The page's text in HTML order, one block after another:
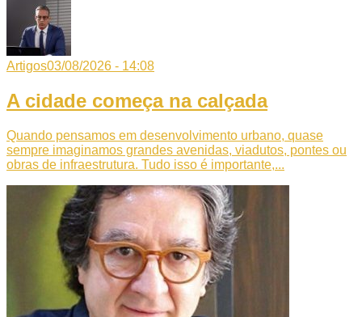
Artigos03/08/2026 - 14:08
A cidade começa na calçada
Quando pensamos em desenvolvimento urbano, quase
sempre imaginamos grandes avenidas, viadutos, pontes ou
obras de infraestrutura. Tudo isso é importante,...